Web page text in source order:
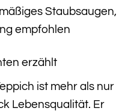
Staubsaugen,
empfohlen
erzählt
ist mehr als nur
Lebensqualität. Er